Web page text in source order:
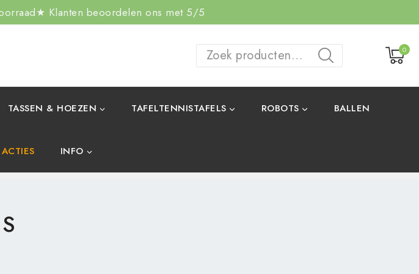
★ Klanten beoordelen ons met 5/5
ZOEKEN
0
TASSEN & HOEZEN TAFELTENNISTAFELS ROBOTS BALLEN
ACTIES INFO
S